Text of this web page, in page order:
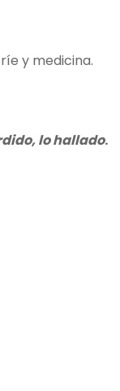
y medicina.
lo hallado.